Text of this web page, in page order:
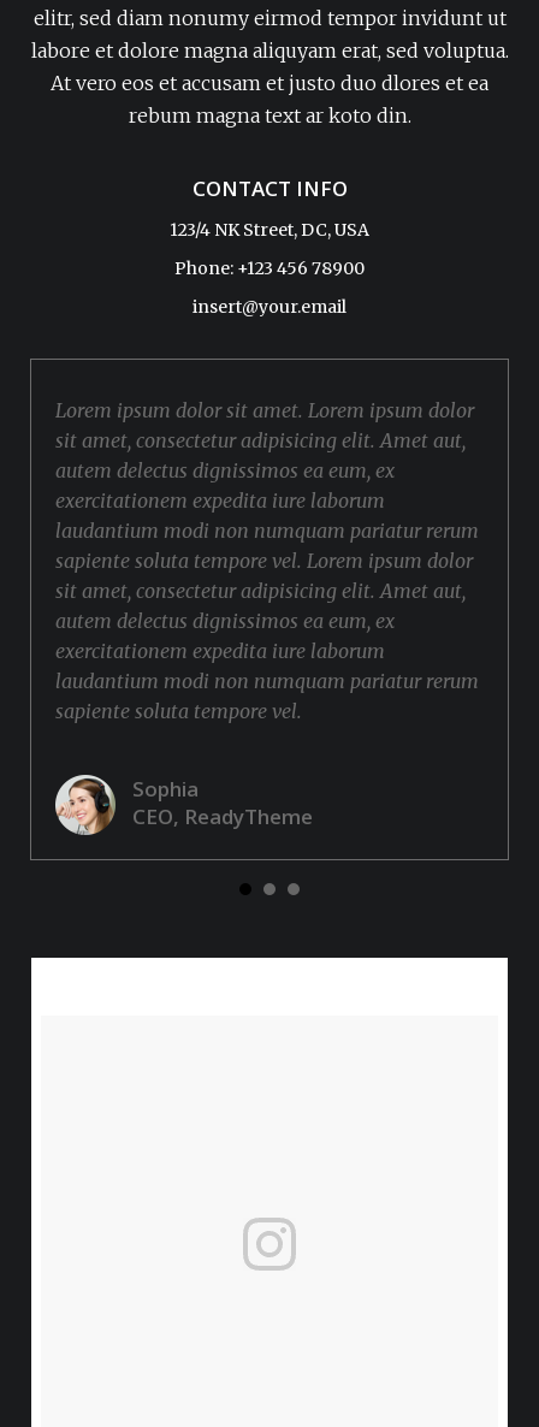
elitr, sed diam nonumy eirmod tempor invidunt ut
labore et dolore magna aliquyam erat, sed voluptua.
At vero eos et accusam et justo duo dlores et ea
rebum magna text ar koto din.
CONTACT INFO
123/4 NK Street, DC, USA
Phone: +123 456 78900
insert@your.email
Lorem ipsum dolor sit amet. Lorem ipsum dolor
sit amet, consectetur adipisicing elit. Amet aut,
autem delectus dignissimos ea eum, ex
exercitationem expedita iure laborum
laudantium modi non numquam pariatur rerum
sapiente soluta tempore vel. Lorem ipsum dolor
sit amet, consectetur adipisicing elit. Amet aut,
autem delectus dignissimos ea eum, ex
exercitationem expedita iure laborum
laudantium modi non numquam pariatur rerum
sapiente soluta tempore vel.
Sophia
CEO, ReadyTheme